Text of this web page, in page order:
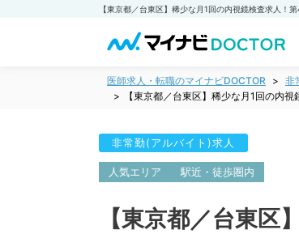
医師求人・転職のマイナビDOCTOR 非
【東京都／台東区】稀少な月1回の内
非常勤(アルバイト)求人
人気エリア 駅近・徒歩圏内
【東京都／台東